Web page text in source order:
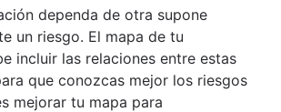
dependa de otra supone
un riesgo. El mapa de tu
incluir las relaciones entre estas
que conozcas mejor los riesgos
mejorar tu mapa para